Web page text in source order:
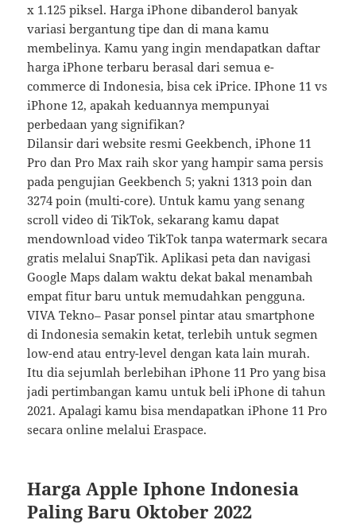
x 1.125 piksel. Harga iPhone dibanderol banyak
variasi bergantung tipe dan di mana kamu
membelinya. Kamu yang ingin mendapatkan daftar
harga iPhone terbaru berasal dari semua e-
commerce di Indonesia, bisa cek iPrice. IPhone 11 vs
iPhone 12, apakah keduannya mempunyai
perbedaan yang signifikan?
Dilansir dari website resmi Geekbench, iPhone 11
Pro dan Pro Max raih skor yang hampir sama persis
pada pengujian Geekbench 5; yakni 1313 poin dan
3274 poin (multi-core). Untuk kamu yang senang
scroll video di TikTok, sekarang kamu dapat
mendownload video TikTok tanpa watermark secara
gratis melalui SnapTik. Aplikasi peta dan navigasi
Google Maps dalam waktu dekat bakal menambah
empat fitur baru untuk memudahkan pengguna.
VIVA Tekno– Pasar ponsel pintar atau smartphone
di Indonesia semakin ketat, terlebih untuk segmen
low-end atau entry-level dengan kata lain murah.
Itu dia sejumlah berlebihan iPhone 11 Pro yang bisa
jadi pertimbangan kamu untuk beli iPhone di tahun
2021. Apalagi kamu bisa mendapatkan iPhone 11 Pro
secara online melalui Eraspace.
Harga Apple Iphone Indonesia
Paling Baru Oktober 2022